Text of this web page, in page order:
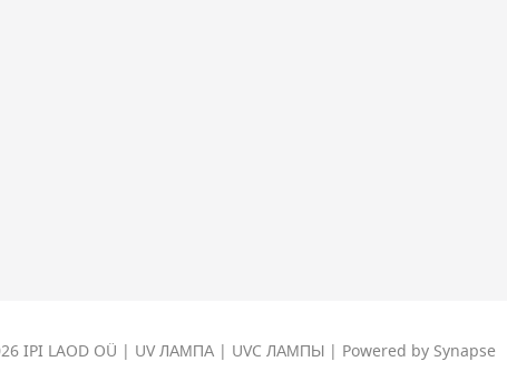
IPI LAOD OÜ | UV ЛАМПА | UVC ЛАМПЫ | Powered by Synapse